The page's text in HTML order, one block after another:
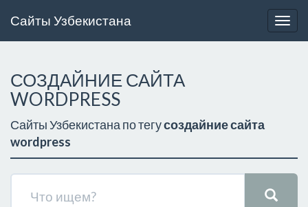
Сайты Узбекистана
СОЗДАЙНИЕ САЙТА
WORDPRESS
Сайты Узбекистана по тегусоздайние сайта
wordpress